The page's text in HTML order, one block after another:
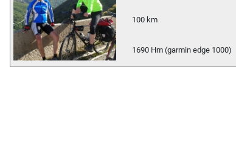
100 km
1690 Hm (garmin edge 1000)